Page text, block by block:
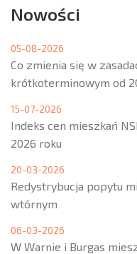
Nowości
05-08-2026
Co zmienia się w
krótkoterminowym od
15-07-2026
Indeks cen mieszkań
2026 roku
20-03-2026
Redystrybucja popytu
wtórnym
06-03-2026
W Warnie i Burgas